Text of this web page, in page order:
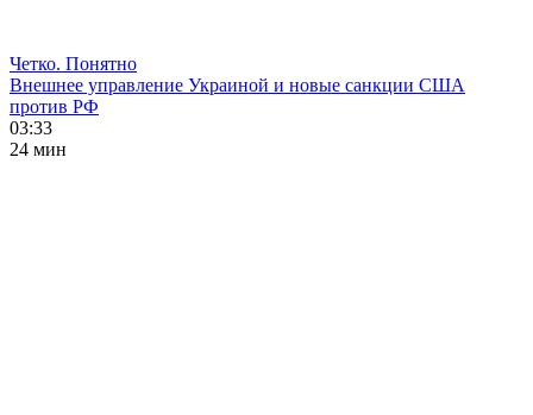
Четко. Понятно
Внешнее управление Украиной и новые санкции США
против РФ
03:33
24 мин